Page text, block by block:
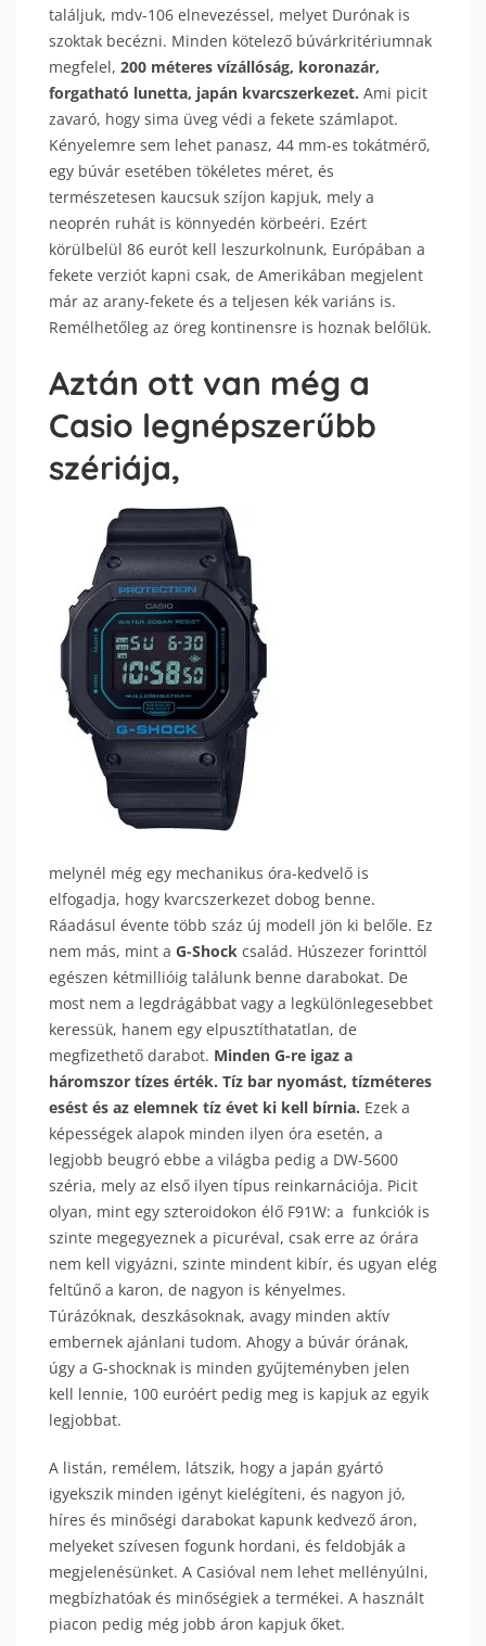
találjuk, mdv-106 elnevezéssel, melyet Durónak is
szoktak becézni. Minden kötelező búvárkritériumnak
megfelel, 200 méteres vízállóság, koronazár,
forgatható lunetta, japán kvarcszerkezet. Ami picit
zavaró, hogy sima üveg védi a fekete számlapot.
Kényelemre sem lehet panasz, 44 mm-es tokátmérő,
egy búvár esetében tökéletes méret, és
természetesen kaucsuk szíjon kapjuk, mely a
neoprén ruhát is könnyedén körbeéri. Ezért
körülbelül 86 eurót kell leszurkolnunk, Európában a
fekete verziót kapni csak, de Amerikában megjelent
már az arany-fekete és a teljesen kék variáns is.
Remélhetőleg az öreg kontinensre is hoznak belőlük.
Aztán ott van még a
Casio legnépszerűbb
szériája,
melynél még egy mechanikus óra-kedvelő is
elfogadja, hogy kvarcszerkezet dobog benne.
Ráadásul évente több száz új modell jön ki belőle. Ez
nem más, mint a G-Shock család. Húszezer forinttól
egészen kétmillióig találunk benne darabokat. De
most nem a legdrágábbat vagy a legkülönlegesebbet
keressük, hanem egy elpusztíthatatlan, de
megfizethető darabot. Minden G-re igaz a
háromszor tízes érték. Tíz bar nyomást, tízméteres
esést és az elemnek tíz évet ki kell bírnia. Ezek a
képességek alapok minden ilyen óra esetén, a
legjobb beugró ebbe a világba pedig a DW-5600
széria, mely az első ilyen típus reinkarnációja. Picit
olyan, mint egy szteroidokon élő F91W: a funkciók is
szinte megegyeznek a picuréval, csak erre az órára
nem kell vigyázni, szinte mindent kibír, és ugyan elég
feltűnő a karon, de nagyon is kényelmes.
Túrázóknak, deszkásoknak, avagy minden aktív
embernek ajánlani tudom. Ahogy a búvár órának,
úgy a G-shocknak is minden gyűjteményben jelen
kell lennie, 100 euróért pedig meg is kapjuk az egyik
legjobbat.
A listán, remélem, látszik, hogy a japán gyártó
igyekszik minden igényt kielégíteni, és nagyon jó,
híres és minőségi darabokat kapunk kedvező áron,
melyeket szívesen fogunk hordani, és feldobják a
megjelenésünket. A Casióval nem lehet mellényúlni,
megbízhatóak és minőségiek a termékei. A használt
piacon pedig még jobb áron kapjuk őket.